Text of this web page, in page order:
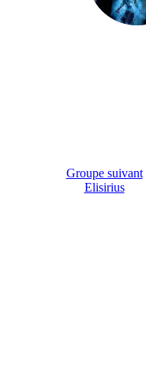
Groupe suivant
Elisirius